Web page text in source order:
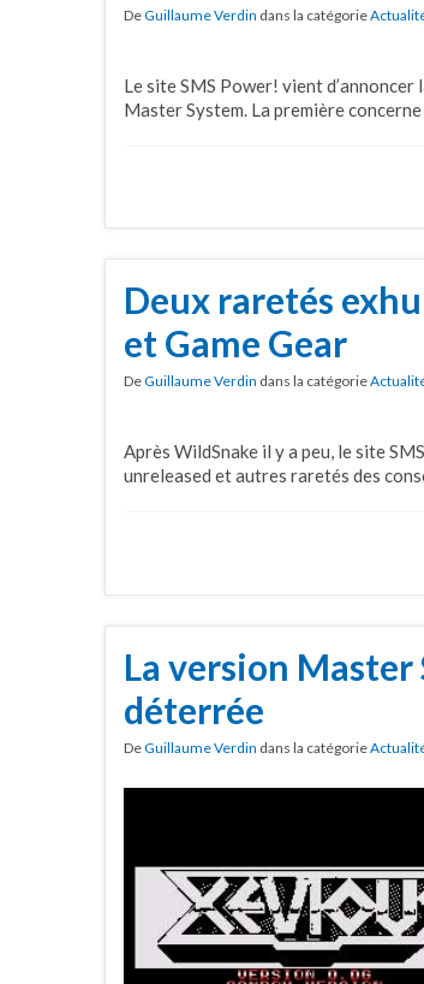
DeGuillaume Verdin dans la catégorie
Le site SMS Power! vient
Master System. La première
Deux raretés
et Game Gear
DeGuillaume Verdin dans la catégorie
Après WildSnake il y a peu, le site
unreleased et autres raretés des
La version Master
déterrée
DeGuillaume Verdin dans la catégorie